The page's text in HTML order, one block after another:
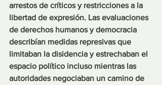
arrestos de críticos y restricciones a la
libertad de expresión. Las evaluaciones
de derechos humanos y democracia
describían medidas represivas que
limitaban la disidencia y estrechaban el
espacio político incluso mientras las
autoridades negociaban un camino de